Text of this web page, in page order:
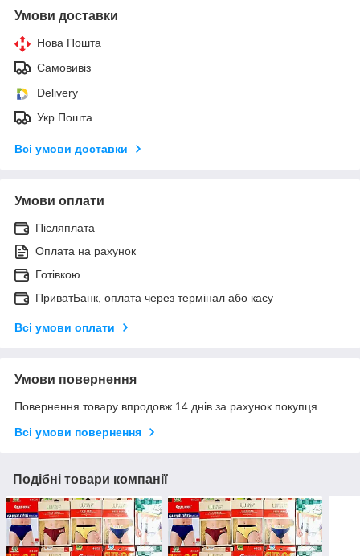
Умови доставки
Нова Пошта
Самовивіз
Delivery
Укр Пошта
Всі умови доставки
Умови оплати
Післяплата
Оплата на рахунок
Готівкою
ПриватБанк, оплата через термінал або касу
Всі умови оплати
Умови повернення
Повернення товару впродовж 14 днів за рахунок покупця
Всі умови повернення
Подібні товари компанії